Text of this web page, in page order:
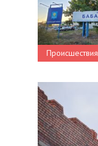
Происшествия